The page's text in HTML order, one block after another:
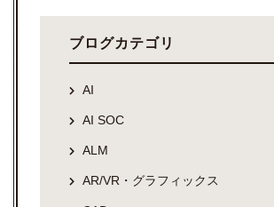
ブログカテゴリ
AI
AI SOC
ALM
AR/VR・グラフィックス